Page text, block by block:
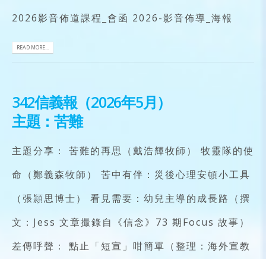
2026影音佈道課程_會函 2026-影音佈導_海報
READ MORE...
342信義報（2026年5月）
主題：苦難
主題分享： 苦難的再思（戴浩輝牧師） 牧靈隊的使
命（鄭義森牧師） 苦中有伴：災後心理安頓小工具
（張頴思博士） 看見需要：幼兒主導的成長路（撰
文：Jess 文章撮錄自《信念》73 期Focus 故事）
差傳呼聲： 點止「短宣」咁簡單（整理：海外宣教